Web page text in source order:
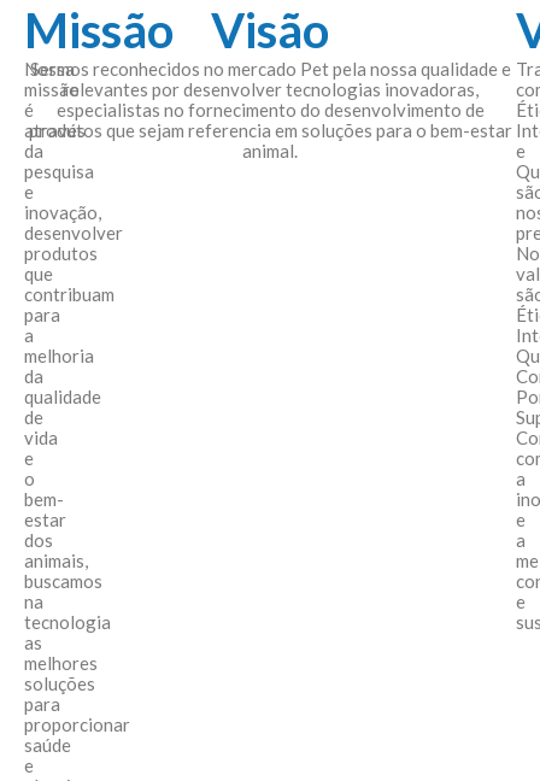
Missão
Nossa
missão
é
através
da
pesquisa
e
inovação,
desenvolver
produtos
que
contribuam
para
a
melhoria
da
qualidade
de
vida
e
o
bem-
estar
dos
animais,
buscamos
na
tecnologia
as
melhores
soluções
para
proporcionar
saúde
e
Visão
Sermos reconhecidos no mercado Pet pela nossa qualidade e
relevantes por desenvolver tecnologias inovadoras,
especialistas no fornecimento do desenvolvimento de
produtos que sejam referencia em soluções para o bem-estar
animal.
e
a
e
a
e